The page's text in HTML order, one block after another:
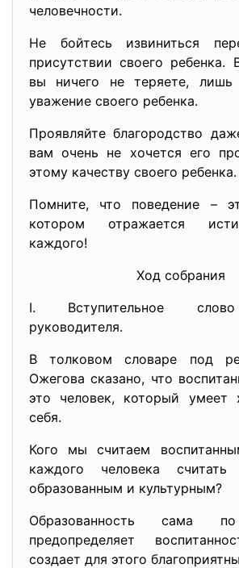
человечности.
Не бойтесь извиниться
присутствии своего ребенка.
вы ничего не теряете, лишь
уважение своего ребенка.
Проявляйте благородство
вам очень не хочется его
этому качеству своего ребенка.
Помните, что поведение –
котором отражается
каждого!
Ход собрания
I. Вступительное
руководителя.
В толковом словаре под
Ожегова сказано, что
это человек, который умеет
себя.
Кого мы считаем
каждого человека считать
образованным и культурным?
Образованность сама
предопределяет
создает для этого